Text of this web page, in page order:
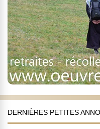
DERNIÈRES PETITES